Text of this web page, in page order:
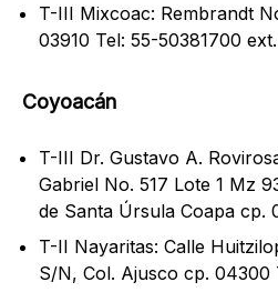
T-III Mixcoac: Rembrandt
03910 Tel: 55-50381700
Coyoacán
T-III Dr. Gustavo A.
Gabriel No. 517 Lote 1 Mz
de Santa Úrsula Coapa cp.
T-II Nayaritas: Calle
S/N, Col. Ajusco cp. 04300